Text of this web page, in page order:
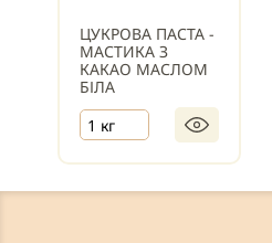
ЦУКРОВА ПАСТА -
МАСТИКА З
КАКАО МАСЛОМ
БІЛА
1 кг